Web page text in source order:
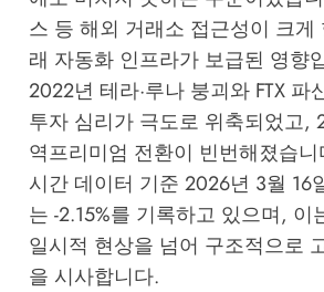
스 등 해외 거래소 접근성이 크게
래 자동화 인프라가 보급된 영향
2022년 테라·루나 붕괴와 FTX 파
투자 심리가 극도로 위축되었고,
역프리미엄 전환이 빈번해졌습니
시간 데이터 기준 2026년 3월 16
는 -2.15%를 기록하고 있으며, 이
일시적 현상을 넘어 구조적으로
을 시사합니다.